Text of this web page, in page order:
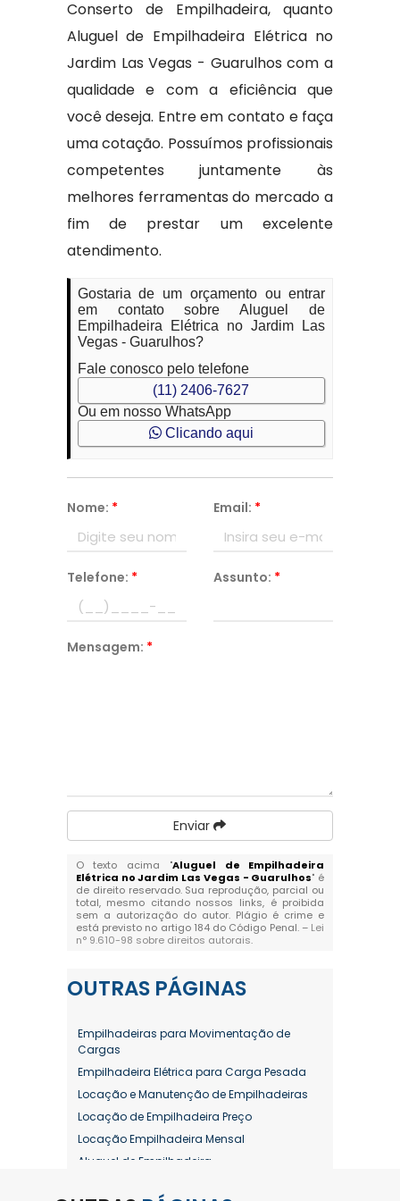
Conserto de Empilhadeira, quanto
Aluguel de Empilhadeira Elétrica no
Jardim Las Vegas - Guarulhos com a
qualidade e com a eficiência que
você deseja. Entre em contato e faça
uma cotação. Possuímos profissionais
competentes juntamente às
melhores ferramentas do mercado a
fim de prestar um excelente
atendimento.
Gostaria de um orçamento ou entrar
em contato sobre Aluguel de
Empilhadeira Elétrica no Jardim Las
Vegas - Guarulhos?
Fale conosco pelo telefone
(11) 2406-7627
Ou em nosso WhatsApp
Clicando aqui
Nome: * Email: *
Telefone: * Assunto: *
Mensagem: *
Enviar
O texto acima "Aluguel de Empilhadeira
Elétrica no Jardim Las Vegas - Guarulhos" é
de direito reservado. Sua reprodução, parcial ou
total, mesmo citando nossos links, é proibida
sem a autorização do autor. Plágio é crime e
está previsto no artigo 184 do Código Penal. – Lei
n° 9.610-98 sobre direitos autorais.
OUTRAS PÁGINAS
Empilhadeiras para Movimentação de
Cargas
Empilhadeira Elétrica para Carga Pesada
Locação e Manutenção de Empilhadeiras
Locação de Empilhadeira Preço
Locação Empilhadeira Mensal
Aluguel de Empilhadeira